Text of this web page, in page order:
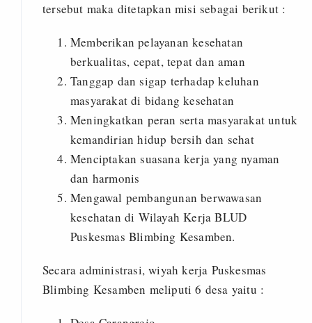
tersebut maka ditetapkan misi sebagai berikut :
Memberikan pelayanan kesehatan
berkualitas, cepat, tepat dan aman
Tanggap dan sigap terhadap keluhan
masyarakat di bidang kesehatan
Meningkatkan peran serta masyarakat untuk
kemandirian hidup bersih dan sehat
Menciptakan suasana kerja yang nyaman
dan harmonis
Mengawal pembangunan berwawasan
kesehatan di Wilayah Kerja BLUD
Puskesmas Blimbing Kesamben.
Secara administrasi, wiyah kerja Puskesmas
Blimbing Kesamben meliputi 6 desa yaitu :